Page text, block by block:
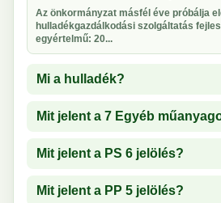
Az önkormányzat másfél éve próbálja
hulladékgazdálkodási szolgáltatás
egyértelmű: 20...
Mi a hulladék?
Mit jelent a 7 Egyéb
Mit jelent a PS 6 jelölés?
Mit jelent a PP 5 jelölés?